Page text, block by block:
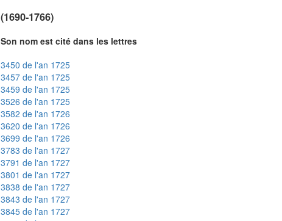
(1690-1766)
Son nom est cité dans les lettres
3450 de l'an 1725
3457 de l'an 1725
3459 de l'an 1725
3526 de l'an 1725
3582 de l'an 1726
3620 de l'an 1726
3699 de l'an 1726
3783 de l'an 1727
3791 de l'an 1727
3801 de l'an 1727
3838 de l'an 1727
3843 de l'an 1727
3845 de l'an 1727